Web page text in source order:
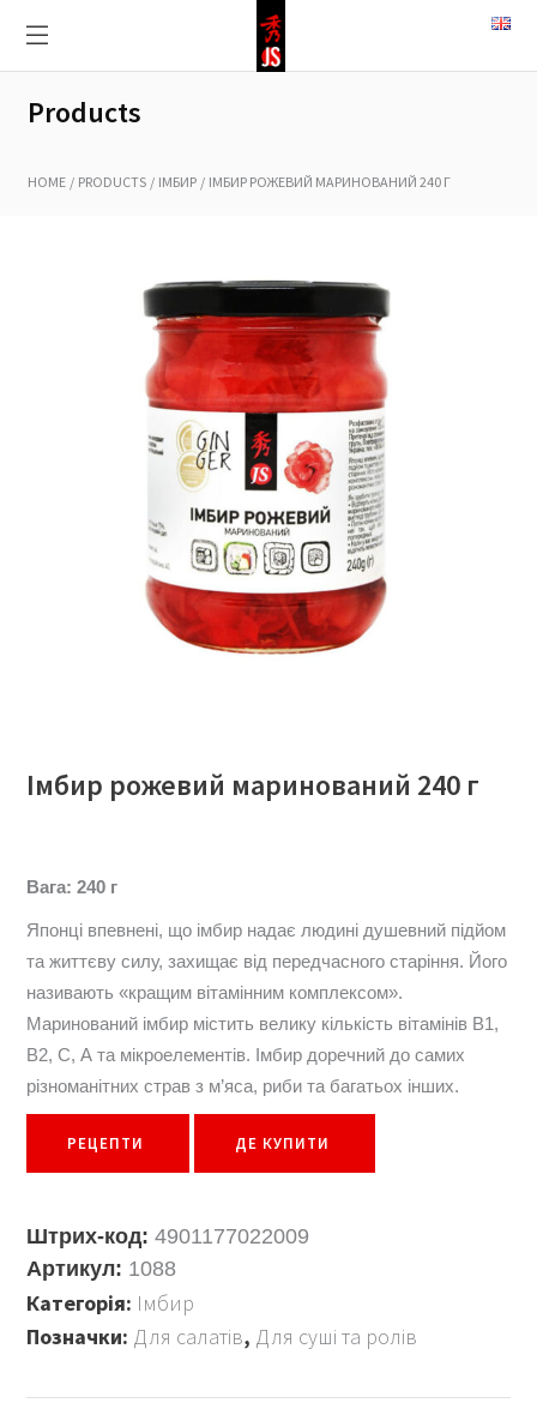
Products
HOME PRODUCTS ІМБИР ІМБИР РОЖЕВИЙ МАРИНОВАНИЙ 240 Г
Імбир рожевий маринований 240 г
Вага: 240 г
Японці впевнені, що імбир надає людині душевний підйом
та життєву силу, захищає від передчасного старіння. Його
називають «кращим вітамінним комплексом».
Маринований імбир містить велику кількість вітамінів В1,
В2, С, А та мікроелементів. Імбир доречний до самих
різноманітних страв з м’яса, риби та багатьох інших.
РЕЦЕПТИ ДЕ КУПИТИ
Штрих-код:4901177022009
Артикул: 1088
Категорія: Імбир
Позначки: Для салатів, Для суші та ролів